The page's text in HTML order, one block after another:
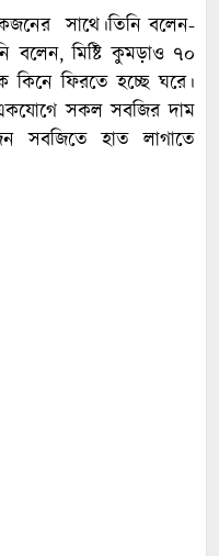
সাথে।তিনি বলেন-
বলেন, মিষ্টি কুমড়াও ৭০
কিনে ফিরতে হচ্ছে ঘরে।
সকল সবজির দাম
সবজিতে হাত লাগাতে